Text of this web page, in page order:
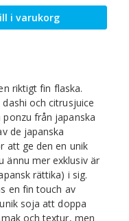
i varukorg
riktigt fin flaska.
och citrusjuice
ponzu från japanska
de japanska
att ge den en unik
ännu mer exklusiv är
rättika) i sig.
en fin touch av
soja att doppa
och textur, men